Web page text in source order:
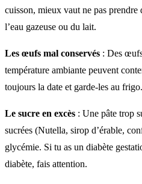
cuisson, mieux vaut ne pas prendre
l’eau gazeuse ou du lait.
Les œufs mal conservés : Des
température ambiante peuvent
toujours la date et garde-les au frigo.
Le sucre en excès : Une pâte trop
sucrées (Nutella, sirop d’érable,
glycémie. Si tu as un diabète
diabète, fais attention.